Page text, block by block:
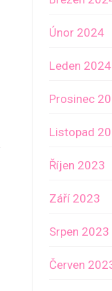
Únor 2024
Leden 2024
Prosinec
Listopad
Říjen 2023
Září 2023
Srpen 2023
Červen